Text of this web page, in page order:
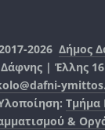
2026Δήμος
Δάφνης | Έλλης
Τμήμα
&